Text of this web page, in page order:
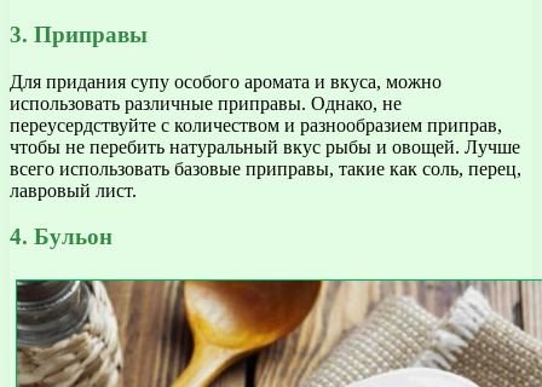
3. Приправы
Для придания супу особого аромата и вкуса, можно
использовать различные приправы. Однако, не
переусердствуйте с количеством и разнообразием приправ,
чтобы не перебить натуральный вкус рыбы и овощей. Лучше
всего использовать базовые приправы, такие как соль, перец,
лавровый лист.
4. Бульон